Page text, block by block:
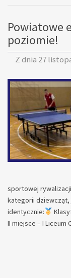
Powiatowe
poziomie!
Z dnia 27
sportowej
kategorii dziewcząt,
identycznie:
II miejsce – I Liceum